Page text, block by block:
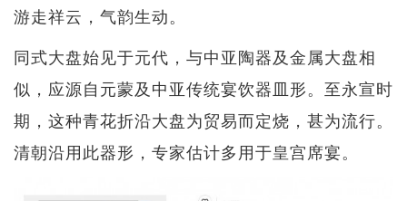
游走祥云，气韵生动。
同式大盘始见于元代，与中亚陶器及金属大盘相
似，应源自元蒙及中亚传统宴饮器皿形。至永宣时
期，这种青花折沿大盘为贸易而定烧，甚为流行。
清朝沿用此器形，专家估计多用于皇宫席宴。